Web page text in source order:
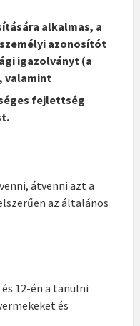
alkalmas, a
azonosítót
igazolványt (a
valamint
fejlettség
átvenni azt a
az általános
12-én a tanulni
és